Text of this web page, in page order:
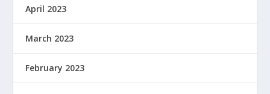
April 2023
March 2023
February 2023